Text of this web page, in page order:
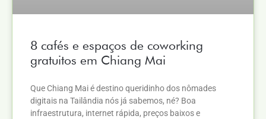
8 cafés e espaços de coworking
gratuitos em Chiang Mai
Que Chiang Mai é destino queridinho dos nômades
digitais na Tailândia nós já sabemos, né? Boa
infraestrutura, internet rápida, preços baixos e